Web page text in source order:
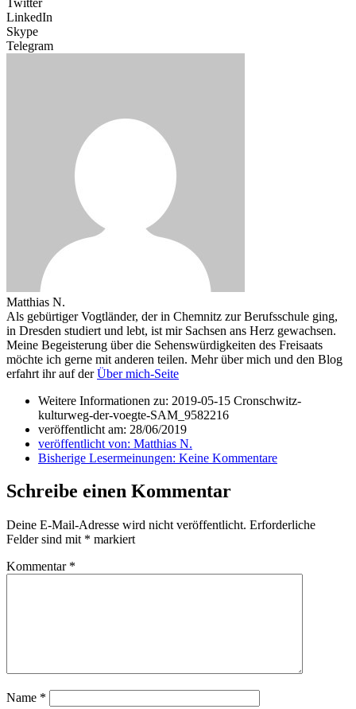
LinkedIn
Skype
Telegram
Matthias N.
Als gebürtiger Vogtländer, der in Chemnitz zur Berufsschule ging,
in Dresden studiert und lebt, ist mir Sachsen ans Herz gewachsen.
Meine Begeisterung über die Sehenswürdigkeiten des Freisaats
möchte ich gerne mit anderen teilen. Mehr über mich und den Blog
erfahrt ihr auf derÜber mich-Seite
Weitere Informationen zu: 2019-05-15 Cronschwitz-
kulturweg-der-voegte-SAM_9582216
veröffentlicht am: 28/06/2019
veröffentlicht von: Matthias N.
Bisherige Lesermeinungen: Keine Kommentare
Schreibe einen Kommentar
Deine E-Mail-Adresse wird nicht veröffentlicht. Erforderliche
Felder sind mit * markiert
Kommentar *
Name *